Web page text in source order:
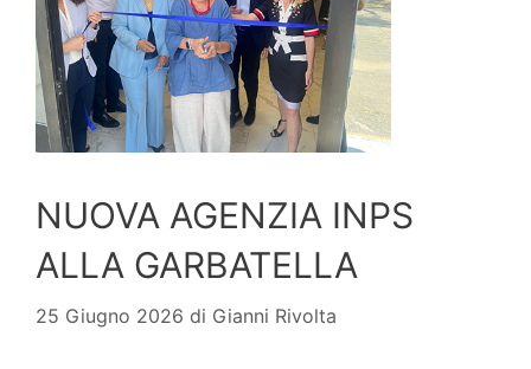
NUOVA AGENZIA INPS
ALLA GARBATELLA
25 Giugno 2026 di Gianni Rivolta